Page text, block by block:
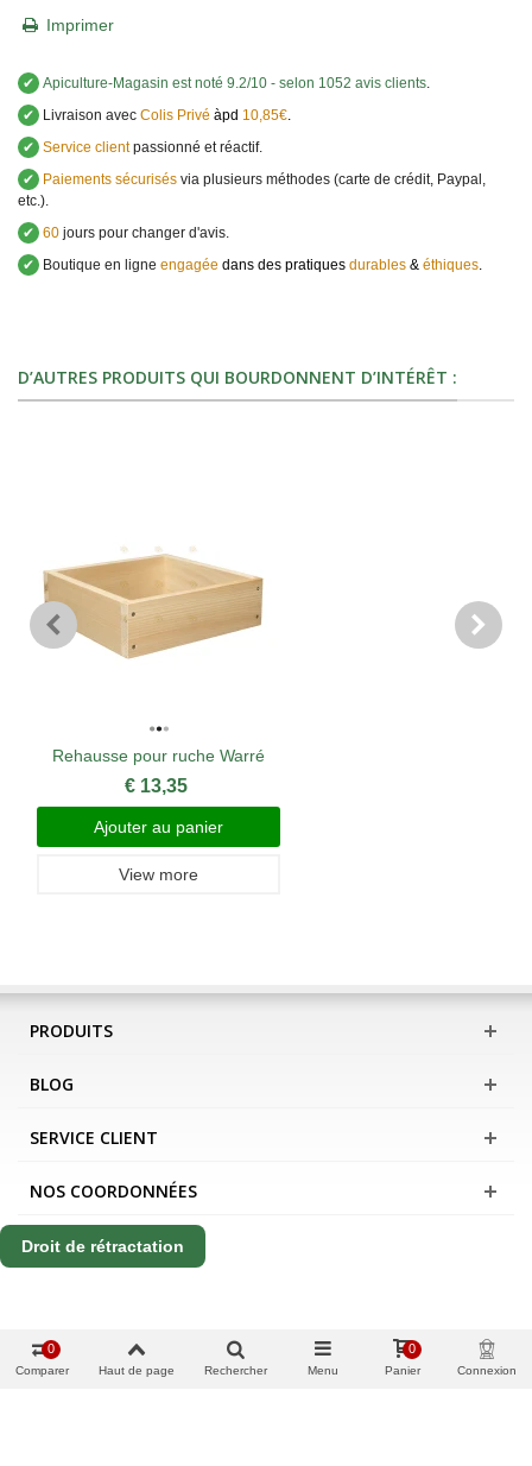
Imprimer
✔ Apiculture-Magasin est noté 9.2/10 - selon 1052 avis clients.
✔
Livraison avec Colis Privé àpd 10,85€.
✔ Service clientpassionné et réactif.
✔
Paiements sécurisés via plusieurs méthodes (carte de crédit, Paypal,
etc.).
✔ 60 jours pour changer d'avis.
✔
Boutique en ligne engagée dans des pratiques durables & éthiques.
D’AUTRES PRODUITS QUI BOURDONNENT D’INTÉRÊT :
Rehausse pour ruche Warré
€ 13,35
Ajouter au panier
View more
PRODUITS
BLOG
SERVICE CLIENT
NOS COORDONNÉES
Droit de rétractation
Comparer
0
Haut de page Rechercher Menu Panier
0
Connexion